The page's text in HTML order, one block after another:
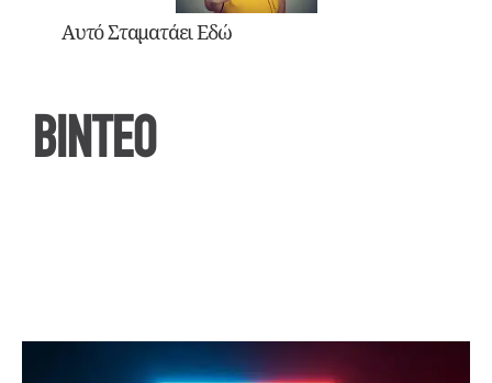
Αυτό Σταματάει Εδώ
ΒΙΝΤΕΟ